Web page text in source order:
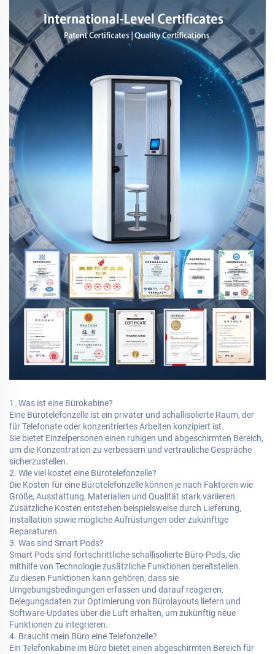
1. Was ist eine Bürokabine?
Eine Bürotelefonzelle ist ein privater und schallisolierte Raum, der
für Telefonate oder konzentriertes Arbeiten konzipiert ist.
Sie bietet Einzelpersonen einen ruhigen und abgeschirmten Bereich,
um die Konzentration zu verbessern und vertrauliche Gespräche
sicherzustellen.
2. Wie viel kostet eine Bürotelefonzelle?
Die Kosten für eine Bürotelefonzelle können je nach Faktoren wie
Größe, Ausstattung, Materialien und Qualität stark variieren.
Zusätzliche Kosten entstehen beispielsweise durch Lieferung,
Installation sowie mögliche Aufrüstungen oder zukünftige
Reparaturen.
3. Was sind Smart Pods?
Smart Pods sind fortschrittliche schallisolierte Büro-Pods, die
mithilfe von Technologie zusätzliche Funktionen bereitstellen.
Zu diesen Funktionen kann gehören, dass sie
Umgebungsbedingungen erfassen und darauf reagieren,
Belegungsdaten zur Optimierung von Bürolayouts liefern und
Software-Updates über die Luft erhalten, um zukünftig neue
Funktionen zu integrieren.
4. Braucht mein Büro eine Telefonzelle?
Ein Telefonkabine im Büro bietet einen abgeschirmten Bereich für